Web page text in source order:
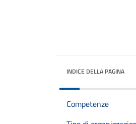
INDICE DELLA PAGINA
Competenze